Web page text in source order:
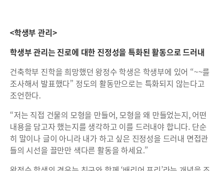
<학생부 관리>
학생부 관리는 진로에 대한 진정성을 특화된 활동으로 드러내
건축학부 진학을 희망했던 왕정수 학생은 학생부에 있어 “~~를
조사해서 발표했다” 정도의 활동만으로는 특화되지 않는다고
조언한다.
“저는 직접 건물의 모형을 만들어, 모형을 왜 만들었는지, 어떤
내용을 담고자 했는지를 생각하고 이를 드러내야 합니다. 단순
히 말이나 글이 아니라 내가 하고 싶은 진정성을 드러내 면접관
들의 시선을 끌만만 색다른 활동을 하세요.”